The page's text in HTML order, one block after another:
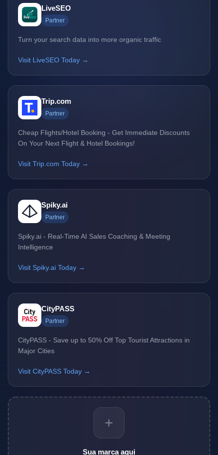
LiveSEO
Partner
Turn your search data into more organic traffic
Visit LiveSEO Today →
Trip.com
Partner
Cheap Flights/Hotel Booking - Get Immediate Discounts
On Your Next Flight & Hotel Bookings!
Visit Trip.com Today →
Spiky.ai
Partner
Spiky.ai - Real-Time AI Sales Coaching & Meeting
Intelligence
Visit Spiky.ai Today →
CityPASS
Partner
CityPASS - Save up to 50% Off Top Tourist Attractions in
Major Cities
Visit CityPASS Today →
+
Sua marca aqui